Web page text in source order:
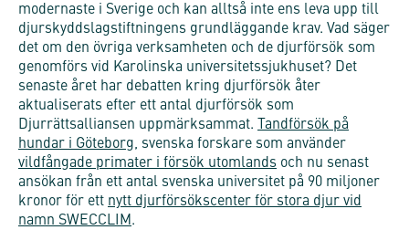
modernaste i Sverige och kan alltså inte ens leva upp till
djurskyddslagstiftningens grundläggande krav. Vad säger
det om den övriga verksamheten och de djurförsök som
genomförs vid Karolinska universitetssjukhuset? Det
senaste året har debatten kring djurförsök åter
aktualiserats efter ett antal djurförsök som
Djurrättsalliansen uppmärksammat.
Tandförsök på
hundar i Göteborg, svenska forskare som använder
vildfångade primater i försök utomlands och nu senast
ansökan från ett antal svenska universitet på 90 miljoner
kronor för ett nytt djurförsökscenter för stora djur vid
namn SWECCLIM.